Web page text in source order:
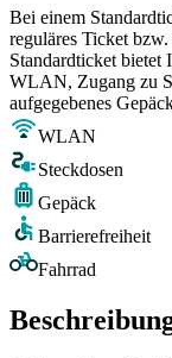
Bei einem
reguläres Ticket
Standardticket bietet
WLAN, Zugang zu
aufgegebenes
WLAN
Steckdosen
Gepäck
Barrierefreiheit
Fahrrad